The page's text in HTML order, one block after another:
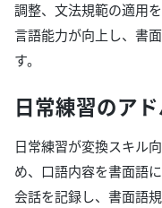
調整、文法規範の適用
言語能力が向上し、書
す。
日常練習のア
日常練習が変換スキル
め、口語内容を書面語
会話を記録し、書面語